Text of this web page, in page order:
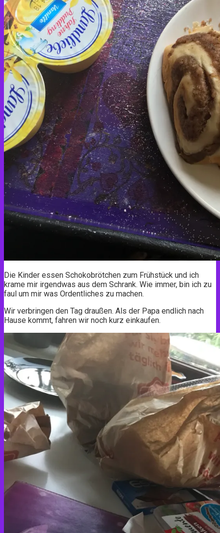
Die Kinder essen Schokobrötchen zum Frühstück und ich
krame mir irgendwas aus dem Schrank. Wie immer, bin ich zu
faul um mir was Ordentliches zu machen.
Wir verbringen den Tag draußen. Als der Papa endlich nach
Hause kommt, fahren wir noch kurz einkaufen.